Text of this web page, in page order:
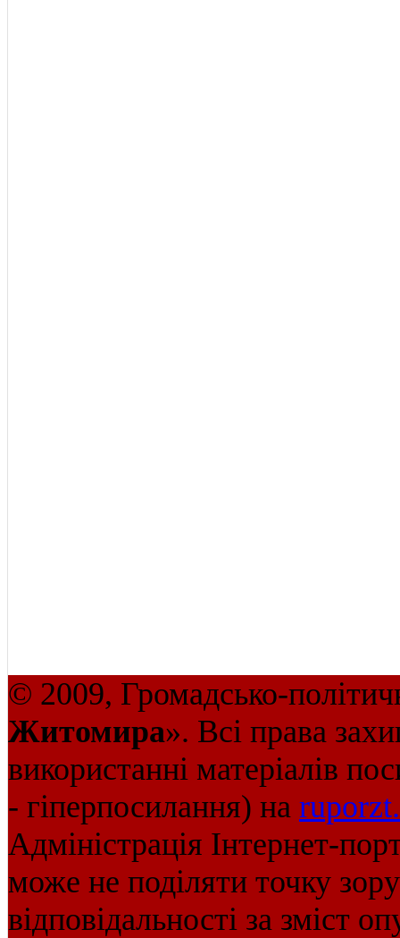
© 2009, Громадсько-
Житомира». Всі права
використанні матеріалів
- гіперпосилання) на
Адміністрація Інтернет-
може не поділяти точку
відповідальності за зміст